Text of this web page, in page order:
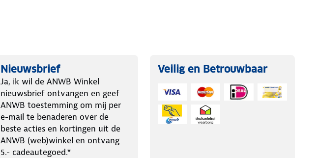
Nieuwsbrief
Ja, ik wil de ANWB Winkel
nieuwsbrief ontvangen en geef
ANWB toestemming om mij per
e-mail te benaderen over de
beste acties en kortingen uit de
ANWB (web)winkel en ontvang
5.- cadeautegoed.*
Veilig en Betrouwbaar